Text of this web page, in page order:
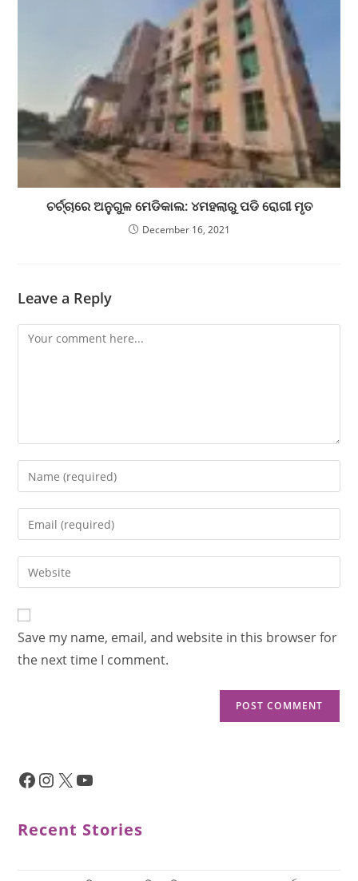
ଚର୍ଚ୍ଚାରେ ଅନୁଗୁଳ ମେଡିକାଲ: ୪ମହଲାରୁ ପଡି ରୋଗୀ ମୃତ
December 16, 2021
Leave a Reply
Save my name, email, and website in this browser for
the next time I comment.
Recent Stories